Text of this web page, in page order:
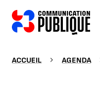
ACCUEIL AGENDA